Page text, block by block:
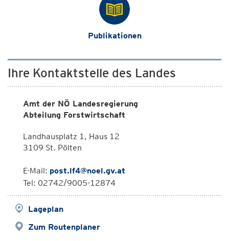
Publikationen
Ihre Kontaktstelle des Landes
Amt der NÖ Landesregierung
Abteilung Forstwirtschaft
Landhausplatz 1, Haus 12
3109 St. Pölten
E-Mail: post.lf4@noel.gv.at
Tel: 02742/9005-12874
Lageplan
Zum Routenplaner